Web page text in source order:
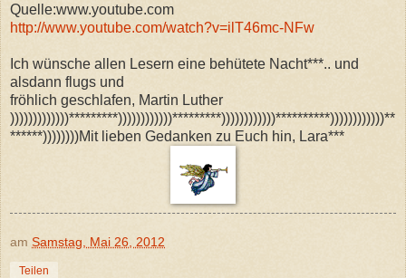
Quelle:www.youtube.com
http://www.youtube.com/watch?v=ilT46mc-NFw
Ich wünsche allen Lesern eine behütete Nacht***.. und
alsdann flugs und
fröhlich geschlafen, Martin Luther
)))))))))))))*********))))))))))))*********))))))))))))**********))))))))))))**
******))))))))Mit lieben Gedanken zu Euch hin, Lara***
am Samstag, Mai 26, 2012
Teilen